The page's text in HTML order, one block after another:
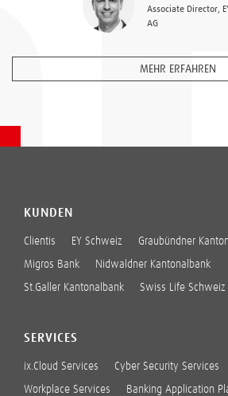
Associate Director,
AG
MEHR ERFAHREN
KUNDEN
Clientis EY Schweiz Graubündner
Migros Bank Nidwaldner Kantonalbank
St.Galler Kantonalbank Swiss Life Schweiz
SERVICES
ix.Cloud Services Cyber Security Services
Workplace Services Banking Application